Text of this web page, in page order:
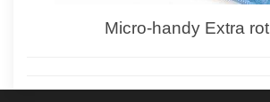
Micro-handy Extra rot